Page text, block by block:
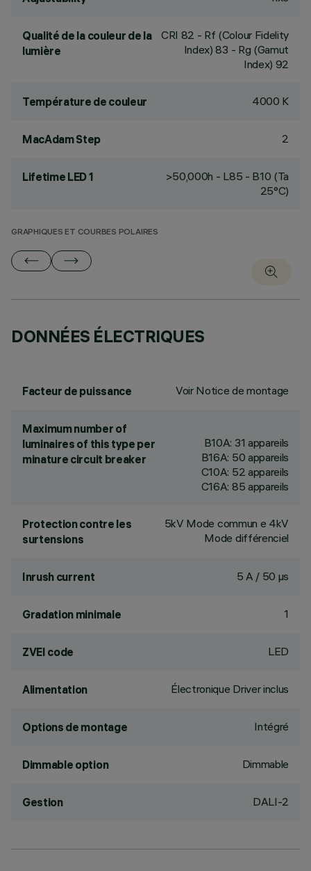
Qualité de la couleur de la
lumière
CRI 82 - Rf (Colour Fidelity
Index) 83 - Rg (Gamut
Index) 92
Température de couleur 4000 K
MacAdam Step 2
Lifetime LED 1
>50,000h - L85 - B10 (Ta
25°C)
GRAPHIQUES ET COURBES POLAIRES
DONNÉES ÉLECTRIQUES
Facteur de puissance Voir Notice de montage
Maximum number of
luminaires of this type per
minature circuit breaker
B10A: 31 appareils
B16A: 50 appareils
C10A: 52 appareils
C16A: 85 appareils
Protection contre les
surtensions
5kV Mode commun e 4kV
Mode différenciel
Inrush current 5 A / 50 µs
Gradation minimale 1
ZVEI code LED
Alimentation Électronique Driver inclus
Options de montage Intégré
Dimmable option Dimmable
Gestion DALI-2